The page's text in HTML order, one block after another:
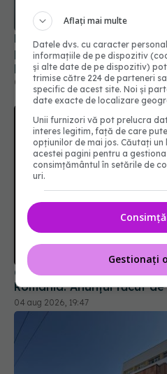
Din această toamnă,
pentru consultațiile
pentru pacienți
01 aug 2026, 15:19
Colebil și Panzcebil,
România. Anunțul făcut
04 aug 2026, 19:47
Aflați mai multe
Datele dvs. cu caracter
informațiile de pe dispozitiv
și alte date de pe dispozitiv)
trimise către 224 de parteneri
specific de acest site. Noi și
date exacte de localizare
Unii furnizori vă pot prelucra
interes legitim, față de care
opțiunilor de mai jos. Căutați un
acestei pagini pentru a
consimțământul în setările de
uri.
Gestionați